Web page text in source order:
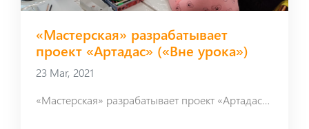
«Мастерская» разрабатывает
проект «Артадас» («Вне урока»)
23 Mar, 2021
«Мастерская» разрабатывает проект «Артадас» («Вне урока»)